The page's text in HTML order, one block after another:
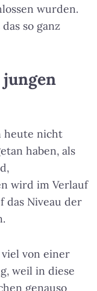
wurden.
so ganz
heute nicht
haben, als
wird im Verlauf
das Niveau der
von einer
weil in diese
genauso